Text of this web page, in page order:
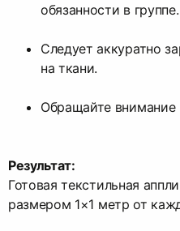
обязанности в группе.
Следует аккуратно
на ткани.
Обращайте внимание
Результат:
Готовая текстильная
размером 1×1 метр от